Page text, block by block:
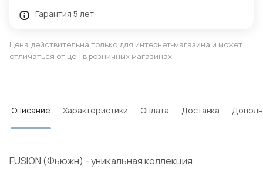
Гарантия 5 лет
Цена действительна только для интернет-магазина и может
отличаться от цен в розничных магазинах
Описание Характеристики Оплата Доставка
FUSION (Фьюжн) - уникальная коллекция